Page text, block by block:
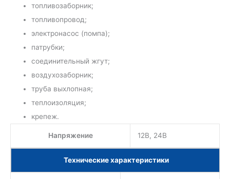
топливозаборник;
топливопровод;
электронасос (помпа);
патрубки;
соединительный жгут;
воздухозаборник;
труба выхлопная;
теплоизоляция;
крепеж.
Напряжение 12В, 24В
Технические характеристики